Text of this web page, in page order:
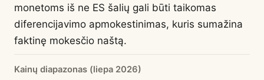
monetoms iš ne ES šalių gali būti taikomas
diferencijavimo apmokestinimas, kuris sumažina
faktinę mokesčio naštą.
Kainų diapazonas (liepa 2026)